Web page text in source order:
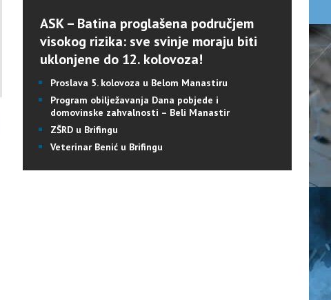
ASK – Batina proglašena područjem
visokog rizika: sve svinje moraju biti
uklonjene do 12. kolovoza!
Proslava 5. kolovoza u Belom Manastiru
Program obilježavanja Dana pobjede i
domovinske zahvalnosti – Beli Manastir
ZŠRD u Brifingu
Veterinar Benić u Brifingu